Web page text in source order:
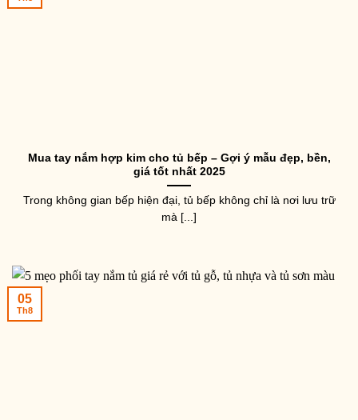
Mua tay nắm hợp kim cho tủ bếp – Gợi ý mẫu đẹp, bền,
giá tốt nhất 2025
Trong không gian bếp hiện đại, tủ bếp không chỉ là nơi lưu trữ
mà [...]
05
Th8